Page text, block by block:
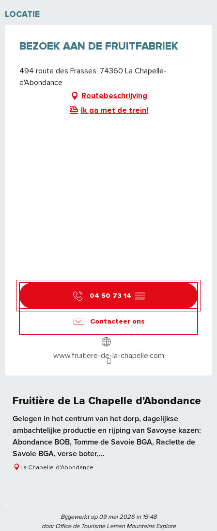
LOCATIE
BEZOEK AAN DE FRUITFABRIEK
494 route des Frasses, 74360 La Chapelle-
d'Abondance
Routebeschrijving
Ik ga met de trein!
04 50 73 14 ▒▒
Contacteer ons
www.fruitiere-de-la-chapelle.com
Fruitière de La Chapelle d'Abondance
Gelegen in het centrum van het dorp, dagelijkse
ambachtelijke productie en rijping van Savoyse kazen:
Abondance BOB, Tomme de Savoie BGA, Raclette de
Savoie BGA, verse boter,...
La Chapelle-d'Abondance
Bijgewerkt op 09 mei 2026 in 15:48
door Office de Tourisme Leman Mountains Explore